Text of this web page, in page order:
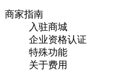
商家指南
入驻商城
企业资格认证
特殊功能
关于费用